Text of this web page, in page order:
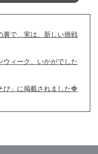
裏で…実は、新しい挑戦
ウィーク、いかがでした
び」に掲載されました🍓